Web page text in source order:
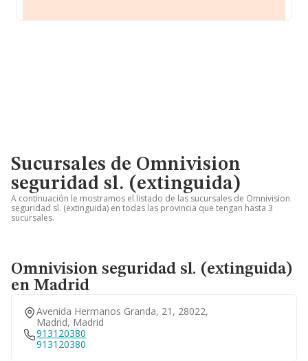
Sucursales de Omnivision
seguridad sl. (extinguida)
A continuación le mostramos el listado de las sucursales de Omnivision
seguridad sl. (extinguida) en todas las provincia que tengan hasta 3
sucursales.
Omnivision seguridad sl. (extinguida)
en Madrid
Avenida Hermanos Granda, 21, 28022,
Madrid, Madrid
913120380
913120380